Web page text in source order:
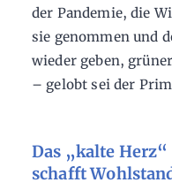
der Pandemie, die
sie genommen und
wieder geben,
– gelobt sei der
Das „kalte
schafft